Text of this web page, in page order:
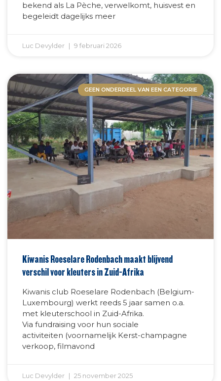
bekend als La Pèche, verwelkomt, huisvest en
begeleidt dagelijks meer
Luc Devylder 9 februari 2026
GEEN ONDERDEEL VAN EEN CATEGORIE
Kiwanis Roeselare Rodenbach maakt blijvend
verschil voor kleuters in Zuid-Afrika
Kiwanis club Roeselare Rodenbach (Belgium-
Luxembourg) werkt reeds 5 jaar samen o.a.
met kleuterschool in Zuid-Afrika.
Via fundraising voor hun sociale
activiteiten (voornamelijk Kerst-champagne
verkoop, filmavond
Luc Devylder 25 november 2025